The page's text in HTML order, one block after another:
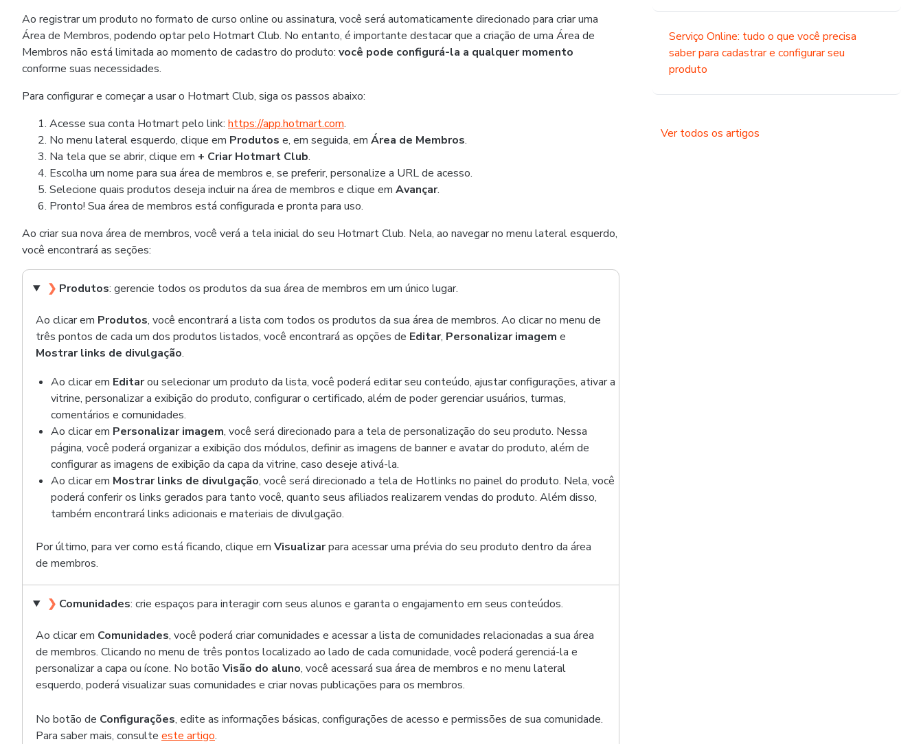
Ao registrar um produto no formato de curso online ou assinatura, você será automaticamente direcionado para criar uma
Área de Membros, podendo optar pelo Hotmart Club. No entanto, é importante destacar que a criação de uma Área de
Membros não está limitada ao momento de cadastro do produto: você pode configurá-la a qualquer momento
conforme suas necessidades.
Para configurar e começar a usar o Hotmart Club, siga os passos abaixo:
Acesse sua conta Hotmart pelo link: https://app.hotmart.com.
No menu lateral esquerdo, clique em Produtos e, em seguida, em Área de Membros.
Na tela que se abrir, clique em + Criar Hotmart Club.
Escolha um nome para sua área de membros e, se preferir, personalize a URL de acesso.
Selecione quais produtos deseja incluir na área de membros e clique em Avançar.
Pronto! Sua área de membros está configurada e pronta para uso.
Ao criar sua nova área de membros, você verá a tela inicial do seu Hotmart Club. Nela, ao navegar no menu lateral esquerdo,
você encontrará as seções:
❯ Produtos: gerencie todos os produtos da sua área de membros em um único lugar.
Ao clicar em Produtos, você encontrará a lista com todos os produtos da sua área de membros. Ao clicar no menu de
três pontos de cada um dos produtos listados, você encontrará as opções de Editar, Personalizar imagem e
Mostrar links de divulgação.
Ao clicar em Editarou selecionar um produto da lista, você poderá editar seu conteúdo, ajustar configurações, ativar a
vitrine, personalizar a exibição do produto, configurar o certificado, além de poder gerenciar usuários, turmas,
comentários e comunidades.
Ao clicar em Personalizar imagem, você será direcionado para a tela de personalização do seu produto. Nessa
página, você poderá organizar a exibição dos módulos, definir as imagens de banner e avatar do produto, além de
configurar as imagens de exibição da capa da vitrine, caso deseje ativá-la.
Ao clicar em Mostrar links de divulgação, você será direcionado a tela de Hotlinks no painel do produto. Nela, você
poderá conferir os links gerados para tanto você, quanto seus afiliados realizarem vendas do produto. Além disso,
também encontrará links adicionais e materiais de divulgação.
Por último, para ver como está ficando, clique em Visualizarpara acessar uma prévia do seu produto dentro da área
de membros.
❯ Comunidades: crie espaços para interagir com seus alunos e garanta o engajamento em seus conteúdos.
Ao clicar em Comunidades, você poderá criar comunidades e acessar a lista de comunidades relacionadas a sua área
de membros. Clicando no menu de três pontos localizado ao lado de cada comunidade, você poderá gerenciá-la e
personalizar a capa ou ícone. No botão Visão do aluno, você acessará sua área de membros e no menu lateral
esquerdo, poderá visualizar suas comunidades e criar novas publicações para os membros.
No botão de Configurações, edite as informações básicas, configurações de acesso e permissões de sua comunidade.
Para saber mais, consulte este artigo.
Serviço Online: tudo o que você precisa
saber para cadastrar e configurar seu
produto
Ver todos os artigos